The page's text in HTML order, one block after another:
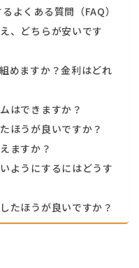
よくある質問（FAQ）
、どちらが安いです
めますか？金利はどれ
はできますか？
ほうが良いですか？
ますか？
ようにするにはどうす
たほうが良いですか？